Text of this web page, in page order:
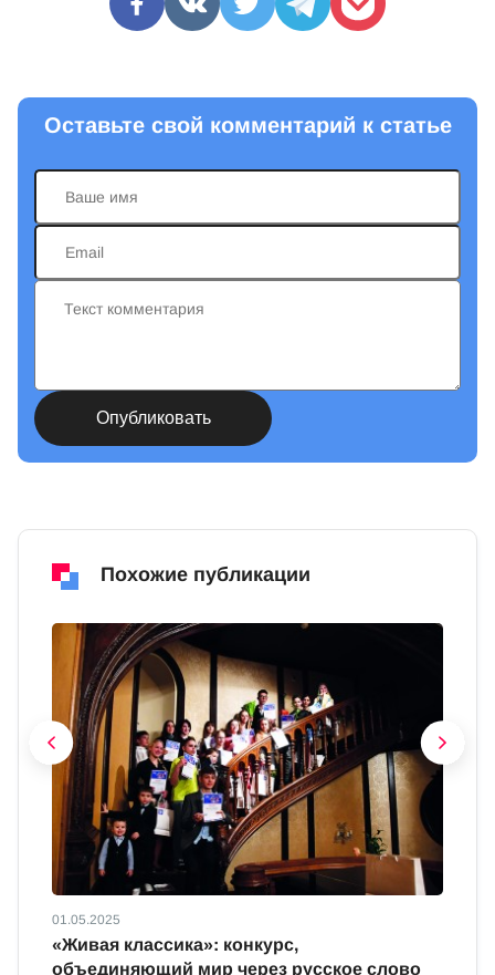
Оставьте свой комментарий к статье
Похожие публикации
01.05.2025
«Живая классика»: конкурс,
объединяющий мир через русское слово